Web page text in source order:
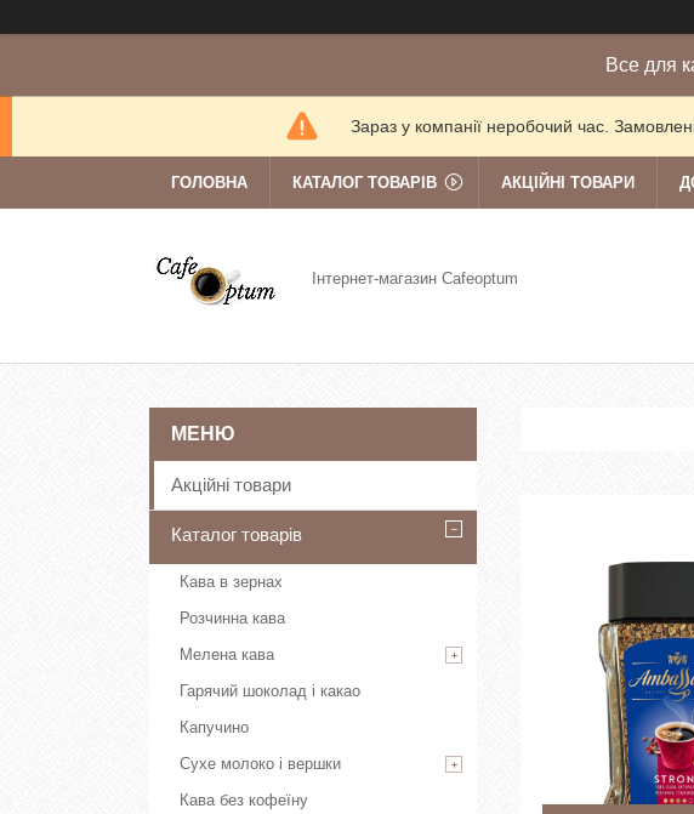
Все для
Зараз у компанії неробочий час.
ГОЛОВНА КАТАЛОГ ТОВАРІВ АКЦІЙНІ ТОВАРИ
Інтернет-магазин Cafeoptum
Акційні товари
Каталог товарів
Кава в зернах
Розчинна кава
Мелена кава
Гарячий шоколад і какао
Капучино
Сухе молоко і вершки
Кава без кофеїну